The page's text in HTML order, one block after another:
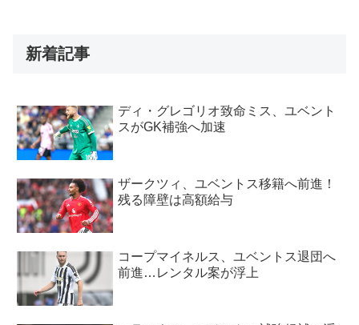
新着記事
ディ・グレゴリオ致命ミス、ユベント
スがGK補強へ加速
ザークツィ、ユベントス移籍へ前進！
残る障壁は高額給与
コープマイネルス、ユベントス退団へ
前進…レンタル案が浮上